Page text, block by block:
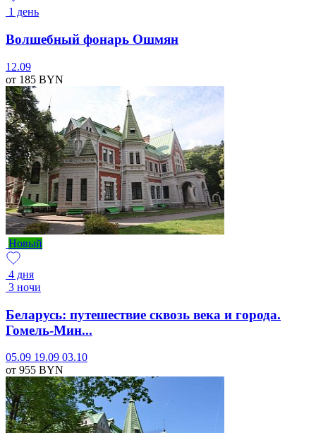
1 день
Волшебный фонарь Ошмян
12.09
от 185 BYN
Новый
4 дня
3 ночи
Беларусь: путешествие сквозь века и города.
Гомель-Мин...
05.09 19.09 03.10
от 955 BYN